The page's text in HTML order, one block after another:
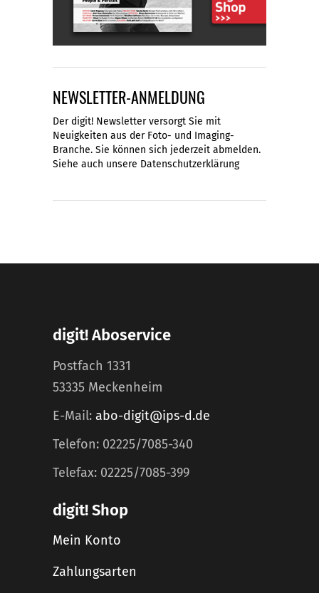
NEWSLETTER-ANMELDUNG
Der digit! Newsletter versorgt Sie mit
Neuigkeiten aus der Foto- und Imaging-
Branche. Sie können sich jederzeit abmelden.
Siehe auch unsere Datenschutzerklärung
digit! Aboservice
Postfach 1331
53335 Meckenheim
E-Mail: abo-digit@ips-d.de
Telefon: 02225/7085-340
Telefax: 02225/7085-399
digit! Shop
Mein Konto
Zahlungsarten